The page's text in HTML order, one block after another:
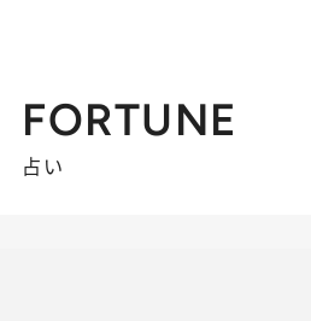
FORTUNE
占い